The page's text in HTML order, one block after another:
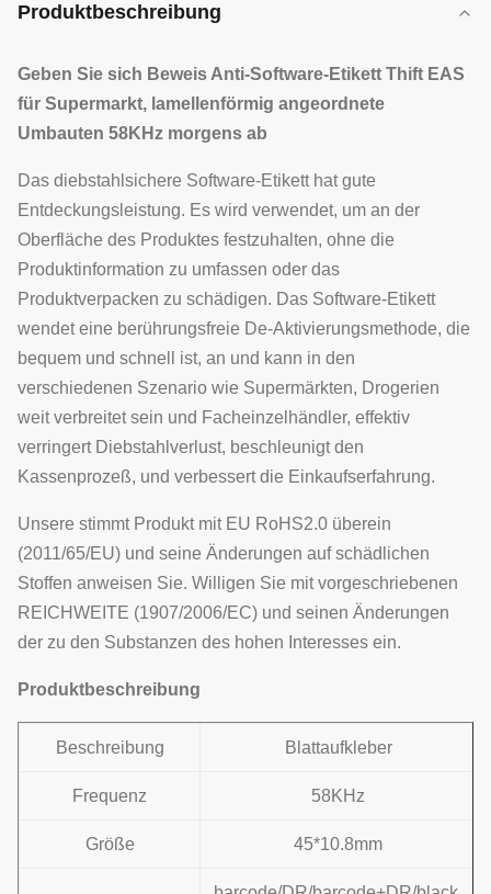
Produktbeschreibung
Geben Sie sich Beweis Anti-Software-Etikett Thift EAS
für Supermarkt, lamellenförmig angeordnete
Umbauten 58KHz morgens ab
Das diebstahlsichere Software-Etikett hat gute
Entdeckungsleistung. Es wird verwendet, um an der
Oberfläche des Produktes festzuhalten, ohne die
Produktinformation zu umfassen oder das
Produktverpacken zu schädigen. Das Software-Etikett
wendet eine berührungsfreie De-Aktivierungsmethode, die
bequem und schnell ist, an und kann in den
verschiedenen Szenario wie Supermärkten, Drogerien
weit verbreitet sein und Facheinzelhändler, effektiv
verringert Diebstahlverlust, beschleunigt den
Kassenprozeß, und verbessert die Einkaufserfahrung.
Unsere stimmt Produkt mit EU RoHS2.0 überein
(2011/65/EU) und seine Änderungen auf schädlichen
Stoffen anweisen Sie. Willigen Sie mit vorgeschriebenen
REICHWEITE (1907/2006/EC) und seinen Änderungen
der zu den Substanzen des hohen Interesses ein.
Produktbeschreibung
Beschreibung Blattaufkleber
Frequenz 58KHz
Größe 45*10.8mm